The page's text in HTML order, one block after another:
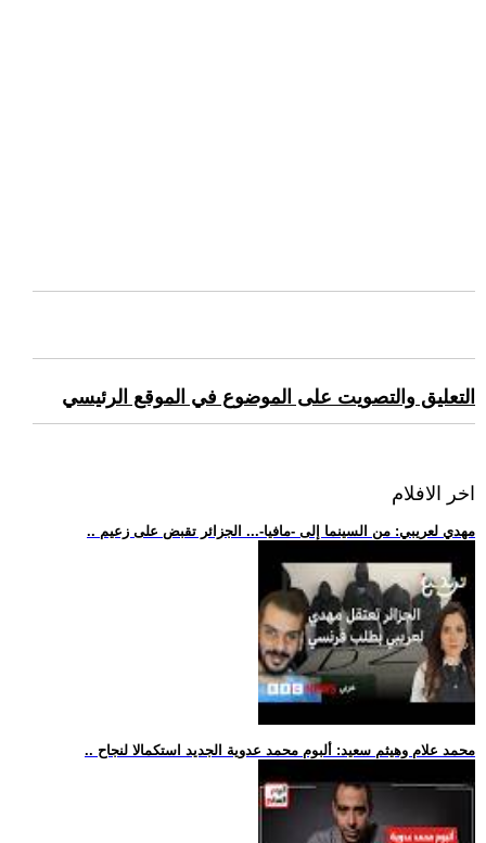
التعليق والتصويت على الموضوع في الموقع الرئيسي
اخر الافلام
.. مهدي لعريبي: من السينما إلى -مافيا-... الجزائر تقبض على زعيم
.. محمد علام وهيثم سعيد: ألبوم محمد عدوية الجديد استكمالا لنجاح